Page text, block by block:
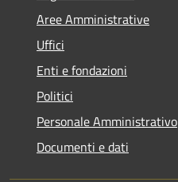
Aree Amministrative
Uffici
Enti e fondazioni
Politici
Personale Amministrativo
Documenti e dati